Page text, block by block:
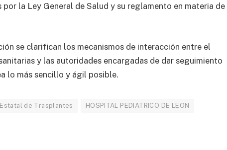
la Ley General de Salud y su reglamento en materia de
se clarifican los mecanismos de interacción entre el
y las autoridades encargadas de dar seguimiento
lo más sencillo y ágil posible.
de Trasplantes HOSPITAL PEDIATRICO DE LEON